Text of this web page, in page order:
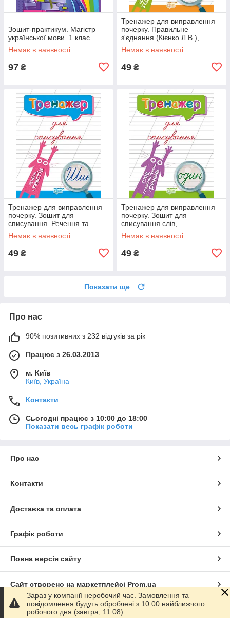
Зошит-практикум. Магістр
української мови. 1 клас
Немає в наявності
97 ₴
Тренажер для виправлення
почерку. Правильне
з'єднання (Кієнко Л.В.),
Торсинг
Немає в наявності
49 ₴
Тренажер для виправлення
почерку. Зошит для
списування. Речення та
тексти (Фісіна А.О.), Торсинг
Немає в наявності
49 ₴
Тренажер для виправлення
почерку. Зошит для
списування слів,
словосполучень і речень
(Фісіна А.О.), Торсинг
Немає в наявності
49 ₴
Показати ще
Про нас
90% позитивних з 232 відгуків за рік
Працює з 26.03.2013
м. Київ
Київ, Україна
Контакти
Сьогодні працює з 10:00 до 18:00
Показати весь графік роботи
Про нас
Контакти
Доставка та оплата
Графік роботи
Повна версія сайту
Сайт створено на маркетплейсі Prom.ua
Політика конфіденційності
Зараз у компанії неробочий час. Замовлення та
повідомлення будуть оброблені з 10:00 найближчого
робочого дня (завтра, 11.08).